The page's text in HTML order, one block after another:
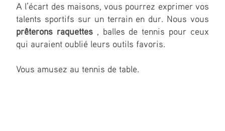
A l’écart des maisons, vous pourrez exprimer vos
talents sportifs sur un terrain en dur. Nous vous
prêterons raquettes, balles de tennis pour ceux
qui auraient oublié leurs outils favoris.
Vous amusez au tennis de table.